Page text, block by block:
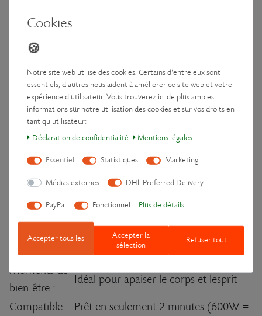
Emballage :
Spécifications
Dimensions de la surface
(L×l×H) :
env. 60 × 28 × 4 cm
env. 860 g
Origine :
en Europe
Caractéristiques du produit
Zone
dapplication :
Détente profonde des épaules et des
muscles du cou
Moments de
bien-être :
Idéal pour apaiser le corps et lesprit
Compatible
Prêt en seulement 2 minutes (600W =
Cookies
Notre site web utilise des cookies. Certains d'entre eux sont
essentiels, d'autres nous aident à améliorer ce site web et votre
expérience d'utilisateur. Vous trouverez ici de plus amples
informations sur notre utilisation des cookies et sur vos droits en
tant qu'utilisateur:
Déclaration de confidentialité
Mentions légales
Essentiel Statistiques Marketing
Médias externes DHL Preferred Delivery
PayPal Fonctionnel Plus de détails
Accepter tous les
Accepter la
sélection
Refuser tout